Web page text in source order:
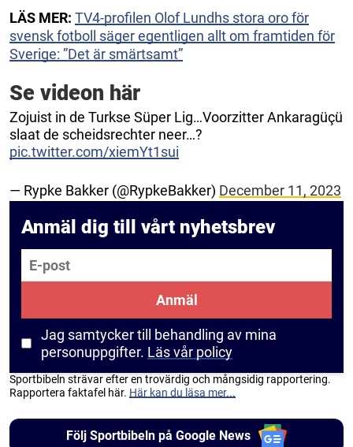
LÄS MER: TV4-profilen Olof Lundhs stora oro för
svensk fotboll säger egentligen allt om framtiden för
Sverige: ”Det är smärtsamt”
Se videon här
Zojuist in de Turkse Süper Lig…Voorzitter Ankaragüçü
slaat de scheidsrechter neer…?
pic.twitter.com/xiemYt1sui
— Rypke Bakker (@RypkeBakker) December 11, 2023
Anmäl dig till vårt nyhetsbrev
E-post
Anmäl
Jag samtycker till behandling av mina
personuppgifter. Läs vår policy
Sportbibeln strävar efter en trovärdig och mångsidig rapportering.
Rapportera faktafel här. Här kan du läsa mer...
Följ Sportbibeln på Google News